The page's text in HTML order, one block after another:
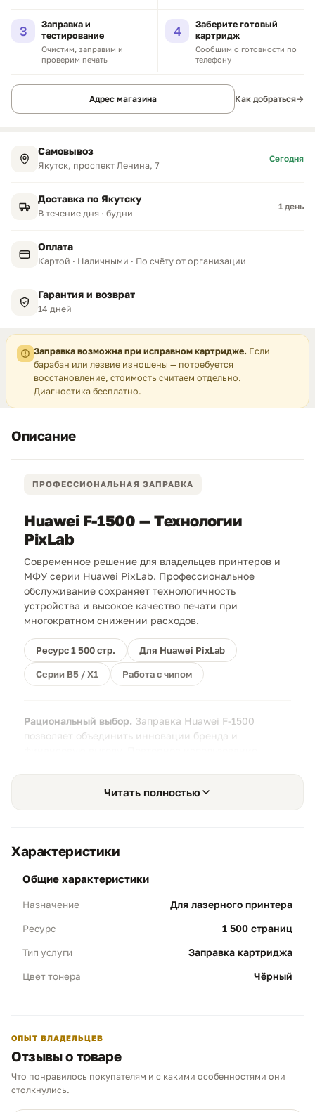
3
Заправка и
тестирование
Очистим, заправим и
проверим печать
4
Заберите готовый
картридж
Сообщим о готовности по
телефону
Адрес магазина Как добраться→
Самовывоз
Якутск, проспект Ленина, 7
Сегодня
Доставка по Якутску
В течение дня · будни
1 день
Оплата
Картой · Наличными · По счёту от организации
Гарантия и возврат
14 дней
Заправка возможна при исправном картридже. Если
барабан или лезвие изношены — потребуется
восстановление, стоимость считаем отдельно.
Диагностика бесплатно.
Описание
ПРОФЕССИОНАЛЬНАЯ ЗАПРАВКА
Huawei F-1500 — Технологии
PixLab
Современное решение для владельцев принтеров и
МФУ серии Huawei PixLab. Профессиональное
обслуживание сохраняет технологичность
устройства и высокое качество печати при
многократном снижении расходов.
Ресурс 1 500 стр. Для Huawei PixLab
Серии B5 / X1 Работа с чипом
Рациональный выбор. Заправка Huawei F-1500
позволяет объединить инновации бренда и
01 Ресурс и экономия
Объем 1 500 стр:
Профессиональная
рабочий цикл, на 100% соответствующий
характеристикам оригинального модуля
Результат:
Качественная лазерная печать
02 Бережная профилактика
Чистота печати:
Читать полностью
Характеристики
общие характеристики
Назначение Для лазерного принтера
Ресурс 1 500 страниц
Тип услуги Заправка картриджа
Цвет тонера Чёрный
ОПЫТ ВЛАДЕЛЬЦЕВ
Отзывы о товаре
Что понравилось покупателям и с какими особенностями они
столкнулись.